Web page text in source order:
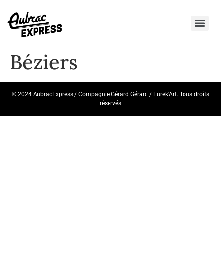
Béziers
© 2024 AubracExpress / Compagnie Gérard Gérard / Eurek'Art. Tous droits
réservés